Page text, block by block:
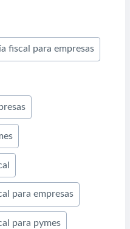
fiscal para empresas
para empresas
para pymes